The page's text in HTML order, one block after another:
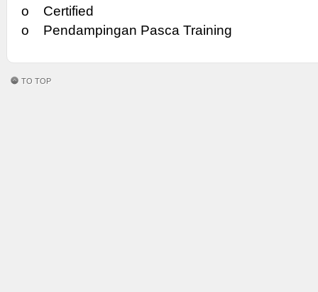
o Certified
o Pendampingan Pasca Training
TO TOP